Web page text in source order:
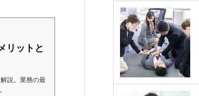
リットと
説。業務の最